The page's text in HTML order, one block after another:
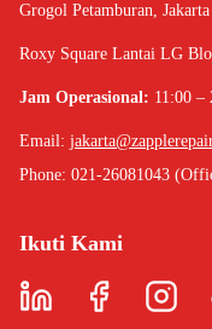
Grogol Petamburan,
Roxy Square Lantai LG
Jam Operasional: 11:00 –
Email:
Phone: 021-26081043
Ikuti Kami